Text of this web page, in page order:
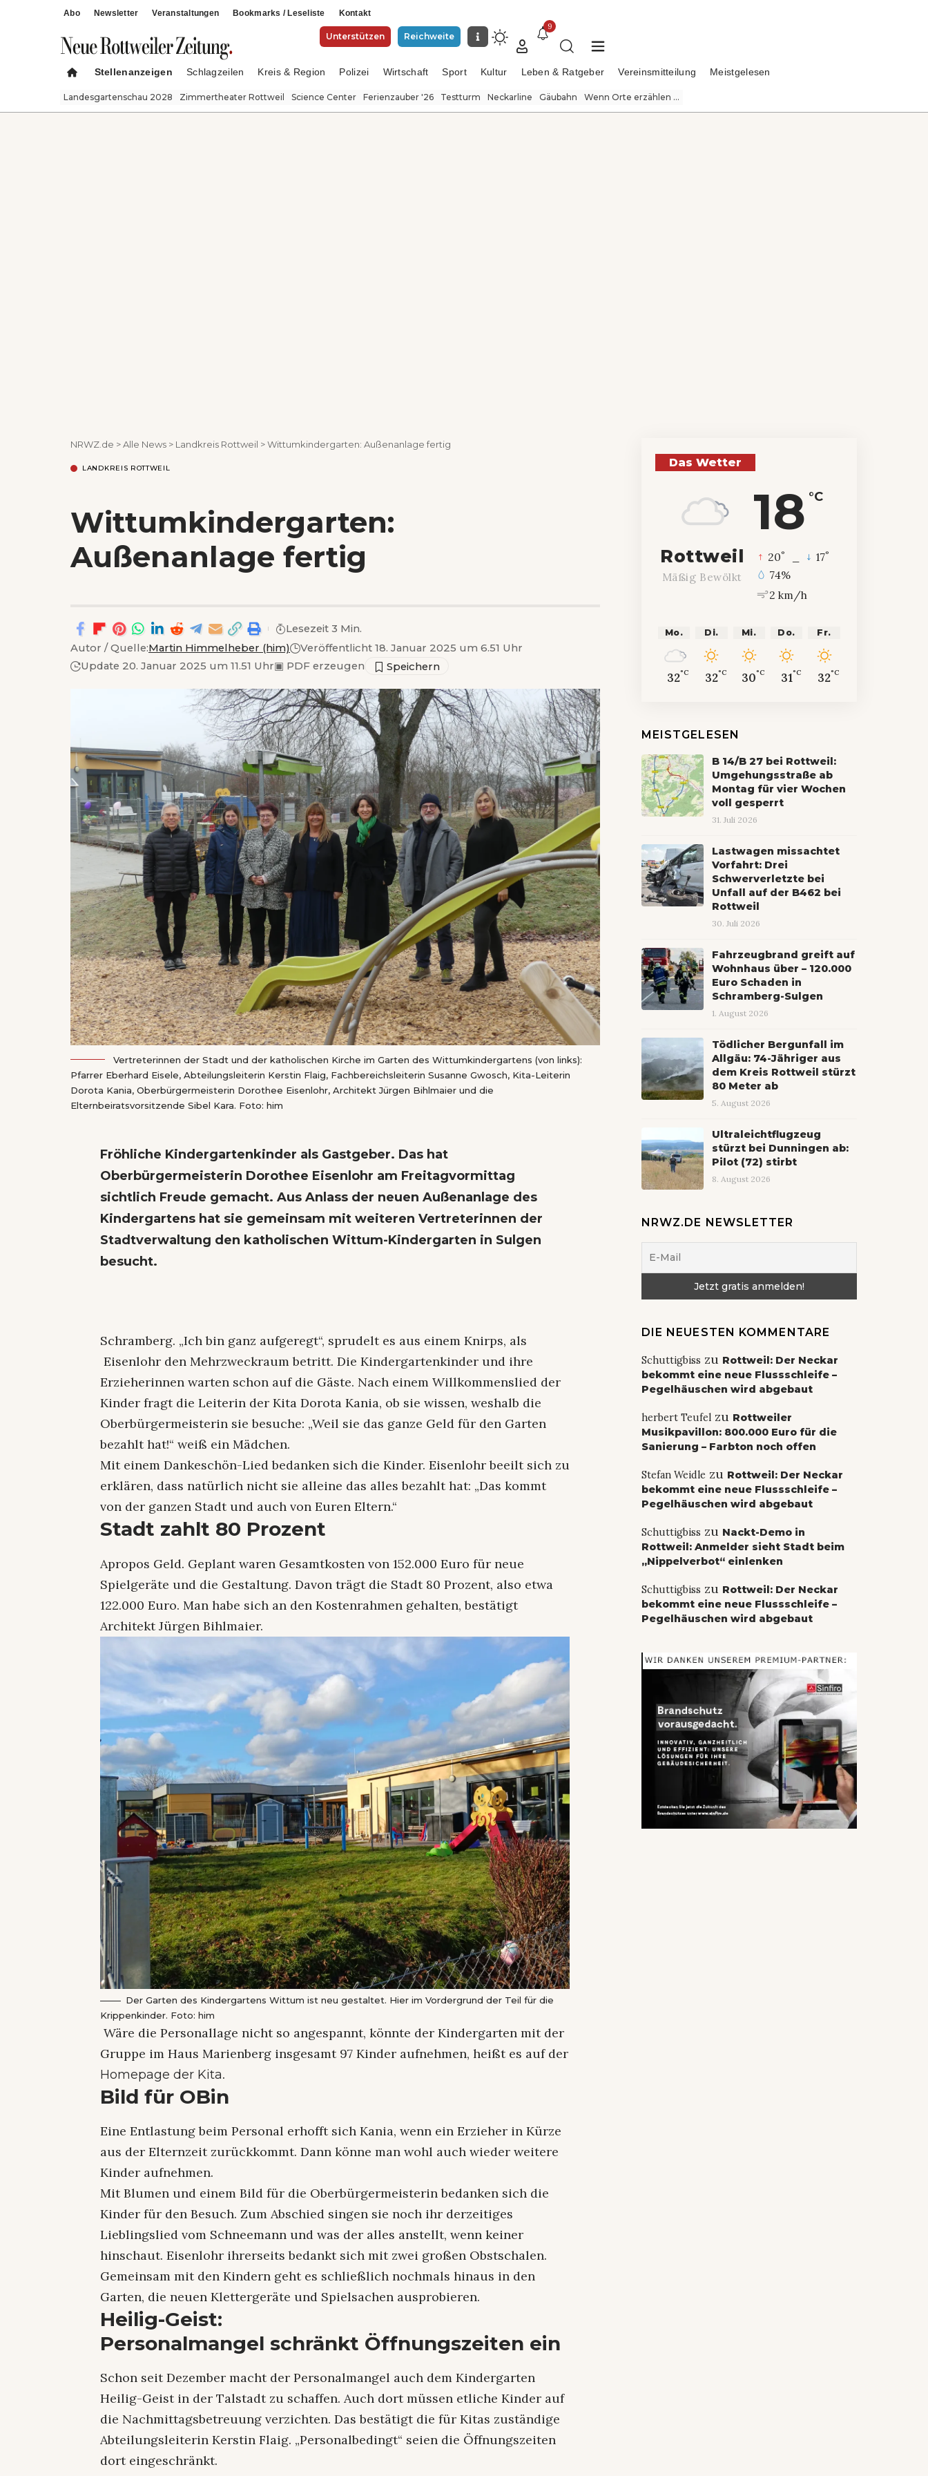
Abo Newsletter Veranstaltungen Bookmarks / Leseliste Kontakt
Unterstützen Reichweite
9
Stellenanzeigen Schlagzeilen Kreis & Region Polizei Wirtschaft Sport Kultur Leben & Ratgeber Vereinsmitteilung Meistgelesen
Landesgartenschau 2028 Zimmertheater Rottweil Science Center Ferienzauber '26 Testturm Neckarline Gäubahn Wenn Orte erzählen ...
NRWZ.de >Alle News > Landkreis Rottweil >Wittumkindergarten: Außenanlage fertig
LANDKREIS ROTTWEIL
Wittumkindergarten:
Außenanlage fertig
Autor / Quelle:Martin Himmelheber (him)
Veröffentlicht 18. Januar 2025 um 6.51 Uhr
Update 20. Januar 2025 um 11.51 Uhr▣ PDF erzeugen
Lesezeit 3 Min.
Vertreterinnen der Stadt und der katholischen Kirche im Garten des Wittumkindergartens (von links):
Pfarrer Eberhard Eisele, Abteilungsleiterin Kerstin Flaig, Fachbereichsleiterin Susanne Gwosch, Kita-Leiterin
Dorota Kania, Oberbürgermeisterin Dorothee Eisenlohr, Architekt Jürgen Bihlmaier und die
Elternbeiratsvorsitzende Sibel Kara. Foto: him
Fröhliche Kindergartenkinder als Gastgeber. Das hat
Oberbürgermeisterin Dorothee Eisenlohr am Freitagvormittag
sichtlich Freude gemacht. Aus Anlass der neuen Außenanlage des
Kindergartens hat sie gemeinsam mit weiteren Vertreterinnen der
Stadtverwaltung den katholischen Wittum-Kindergarten in Sulgen
besucht.
Schramberg. „Ich bin ganz aufgeregt“, sprudelt es aus einem Knirps, als
Eisenlohr den Mehrzweckraum betritt. Die Kindergartenkinder und ihre
Erzieherinnen warten schon auf die Gäste. Nach einem Willkommenslied der
Kinder fragt die Leiterin der Kita Dorota Kania, ob sie wissen, weshalb die
Oberbürgermeisterin sie besuche: „Weil sie das ganze Geld für den Garten
bezahlt hat!“ weiß ein Mädchen.
Mit einem Dankeschön-Lied bedanken sich die Kinder. Eisenlohr beeilt sich zu
erklären, dass natürlich nicht sie alleine das alles bezahlt hat: „Das kommt
von der ganzen Stadt und auch von Euren Eltern.“
Stadt zahlt 80 Prozent
Apropos Geld. Geplant waren Gesamtkosten von 152.000 Euro für neue
Spielgeräte und die Gestaltung. Davon trägt die Stadt 80 Prozent, also etwa
122.000 Euro. Man habe sich an den Kostenrahmen gehalten, bestätigt
Architekt Jürgen Bihlmaier.
Der Garten des Kindergartens Wittum ist neu gestaltet. Hier im Vordergrund der Teil für die
Krippenkinder. Foto: him
Wäre die Personallage nicht so angespannt, könnte der Kindergarten mit der
Gruppe im Haus Marienberg insgesamt 97 Kinder aufnehmen, heißt es auf der
Homepage der Kita.
Bild für OBin
Eine Entlastung beim Personal erhofft sich Kania, wenn ein Erzieher in Kürze
aus der Elternzeit zurückkommt. Dann könne man wohl auch wieder weitere
Kinder aufnehmen.
Mit Blumen und einem Bild für die Oberbürgermeisterin bedanken sich die
Kinder für den Besuch. Zum Abschied singen sie noch ihr derzeitiges
Lieblingslied vom Schneemann und was der alles anstellt, wenn keiner
hinschaut. Eisenlohr ihrerseits bedankt sich mit zwei großen Obstschalen.
Gemeinsam mit den Kindern geht es schließlich nochmals hinaus in den
Garten, die neuen Klettergeräte und Spielsachen ausprobieren.
Heilig-Geist:
Personalmangel schränkt Öffnungszeiten ein
Schon seit Dezember macht der Personalmangel auch dem Kindergarten
Heilig-Geist in der Talstadt zu schaffen. Auch dort müssen etliche Kinder auf
die Nachmittagsbetreuung verzichten. Das bestätigt die für Kitas zuständige
Abteilungsleiterin Kerstin Flaig. „Personalbedingt“ seien die Öffnungszeiten
dort eingeschränkt.
Das Wetter
18 °C
Rottweil
Mäßig Bewölkt
20° 17°
74%
2 km/h
Mo.
32°C
Di.
32°C
Mi.
30°C
Do.
31°C
Fr.
32°C
MEISTGELESEN
B 14/B 27 bei Rottweil:
Umgehungsstraße ab
Montag für vier Wochen
voll gesperrt
31. Juli 2026
Lastwagen missachtet
Vorfahrt: Drei
Schwerverletzte bei
Unfall auf der B462 bei
Rottweil
30. Juli 2026
Fahrzeugbrand greift auf
Wohnhaus über – 120.000
Euro Schaden in
Schramberg-Sulgen
1. August 2026
Tödlicher Bergunfall im
Allgäu: 74-Jähriger aus
dem Kreis Rottweil stürzt
80 Meter ab
5. August 2026
Ultraleichtflugzeug
stürzt bei Dunningen ab:
Pilot (72) stirbt
8. August 2026
NRWZ.DE NEWSLETTER
DIE NEUESTEN KOMMENTARE
Schuttigbiss zu Rottweil: Der Neckar
bekommt eine neue Flussschleife –
Pegelhäuschen wird abgebaut
herbert Teufelzu Rottweiler
Musikpavillon: 800.000 Euro für die
Sanierung – Farbton noch offen
Stefan Weidle zu Rottweil: Der Neckar
bekommt eine neue Flussschleife –
Pegelhäuschen wird abgebaut
Schuttigbiss zu Nackt-Demo in
Rottweil: Anmelder sieht Stadt beim
„Nippelverbot“ einlenken
Schuttigbiss zu Rottweil: Der Neckar
bekommt eine neue Flussschleife –
Pegelhäuschen wird abgebaut